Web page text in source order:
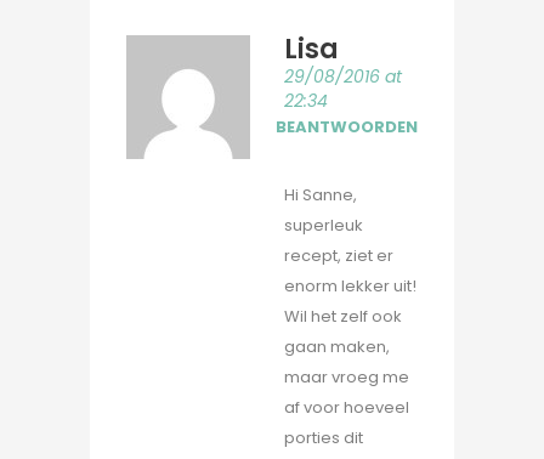
Lisa
29/08/2016 at
22:34
BEANTWOORDEN
Hi Sanne,
superleuk
recept, ziet er
enorm lekker uit!
Wil het zelf ook
gaan maken,
maar vroeg me
af voor hoeveel
porties dit